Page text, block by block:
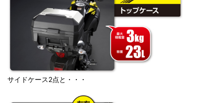
サイドケース2点と・・・